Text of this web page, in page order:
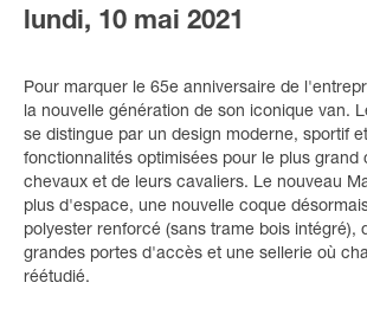
lundi, 10 mai 2021
Pour marquer le 65e anniversaire de
la nouvelle génération de son iconique van.
se distingue par un design moderne, sportif
fonctionnalités optimisées pour le plus grand
chevaux et de leurs cavaliers. Le nouveau
plus d'espace, une nouvelle coque
polyester renforcé (sans trame bois intégré),
grandes portes d'accès et une sellerie où
réétudié.